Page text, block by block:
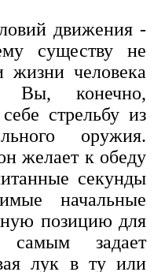
движения -
существу не
человека
Вы, конечно,
стрельбу из
оружия.
желает к обеду
секунды
начальные
позицию для
задает
лук в ту или